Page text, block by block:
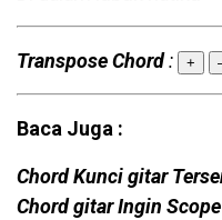
Transpose Chord: +
Baca Juga :
Chord Kunci gitar
Chord gitar Ingin Scope